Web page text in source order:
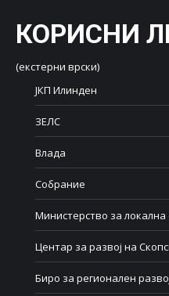
КОРИСНИ
(екстерни врски)
ЈКП Илинден
ЗЕЛС
Влада
Собрание
Министерство за
Центар за развој на
Биро за регионален